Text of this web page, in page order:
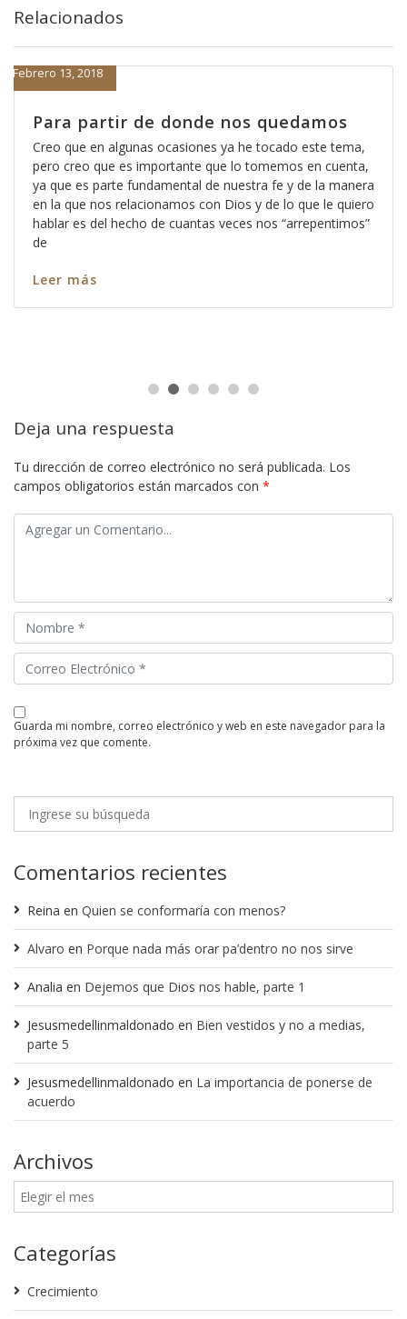
Relacionados
Para partir de donde nos quedamos
Febrero 13, 2018
Creo que en algunas ocasiones ya he tocado este tema,
pero creo que es importante que lo tomemos en cuenta,
ya que es parte fundamental de nuestra fe y de la manera
en la que nos relacionamos con Dios y de lo que le quiero
hablar es del hecho de cuantas veces nos “arrepentimos”
de
Leer más
Deja una respuesta
Tu dirección de correo electrónico no será publicada. Los
campos obligatorios están marcados con *
guarda mi nombre, correo electrónico y web en este navegador para la
próxima vez que comente.
Comentarios recientes
Reina en Quien se conformaría con menos?
Alvaro en Porque nada más orar pa’dentro no nos sirve
Analia en Dejemos que Dios nos hable, parte 1
Jesusmedellinmaldonado en Bien vestidos y no a medias,
parte 5
Jesusmedellinmaldonado en La importancia de ponerse de
acuerdo
Archivos
Categorías
Crecimiento